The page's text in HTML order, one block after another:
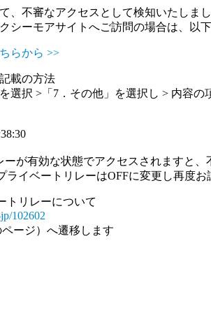
、不審なアクセスとして検知いたしまし
シーモアサイトへご訪問の場合は、以
らから >>
載の方法
選択 >「7．その他」を選択し > 内容
が有効な状態でアクセスされますと、
ライベートリレーはOFFに変更し再度お
トリレーについて
102602
ージ）へ遷移します